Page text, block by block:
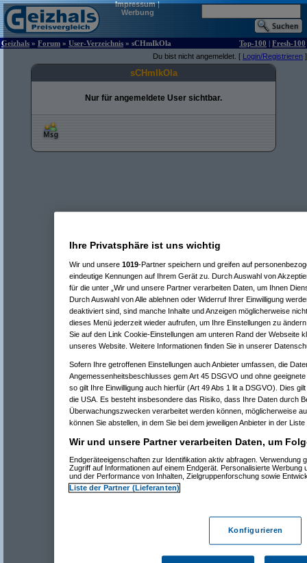
Impressum|
Werbung
Geizhals » Forum » User-Verzeichnis » sCHmIkOla Top-100 | Fresh-100
Du bist nicht angemeldet. [ Login/Registrieren ]
sCHmIkOla
Nur für angemeldete User sichtbar.
Ihre Privatsphäre ist uns wichtig
Wir und unsere 1019-Partner speichern und greifen auf
eindeutige Kennungen auf Ihrem Gerät zu. Durch Auswahl von
für die unter „Wir und unsere Partner verarbeiten Daten, um Ihnen
Durch Auswahl von Alle ablehnen oder Widerruf Ihrer Einwilligung
deaktiviert sind, sind manche Inhalte und Anzeigen möglicherweise
dieses Menü jederzeit wieder aufrufen, um Ihre Einstellungen zu
Sie auf den Link Cookie-Einstellungen am unteren Rand der Webseite
unseres Website. Weitere Informationen finden Sie in unserer
Sofern Ihre getroffenen Einstellungen auch Anbieter umfassen, die
Angemessenheitsbeschlusses gem Art 45 DSGVO und ohne
so gilt Ihre Einwilligung auch hierfür (Art 49 Abs 1 lit a DSGVO). Dies
die USA. Es besteht insbesondere das Risiko, dass Ihre Daten durch
Überwachungszwecken verarbeitet werden können, möglicherweise
können Sie abstellen, in dem Sie bei dem jeweiligen Anbieter in der
Wir und unsere Partner verarbeiten Daten, um
Endgeräteeigenschaften zur Identifikation aktiv abfragen. Verwendung
Zugriff auf Informationen auf einem Endgerät. Personalisierte Werbung
und der Performance von Inhalten, Zielgruppenforschung sowie
Liste der Partner (Lieferanten)
Konfigurieren